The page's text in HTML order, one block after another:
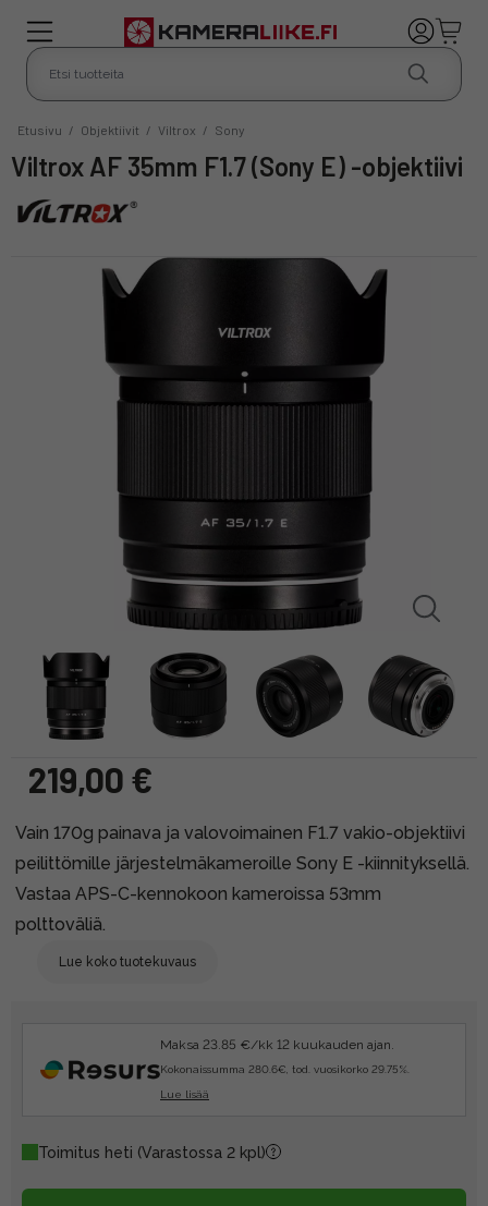
Etusivu / Objektiivit / Viltrox / Sony
Viltrox AF 35mm F1.7 (Sony E) -objektiivi
219,00 €
Vain 170g painava ja valovoimainen F1.7 vakio-objektiivi
peilittömille järjestelmäkameroille Sony E -kiinnityksellä.
Vastaa APS-C-kennokoon kameroissa 53mm
polttoväliä.
Lue koko tuotekuvaus
Maksa 23.85 €/kk 12 kuukauden ajan.
Kokonaissumma 280.6€, tod. vuosikorko 29.75%.
Lue lisää
Toimitus heti (Varastossa 2 kpl)